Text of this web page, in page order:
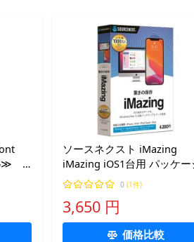
ソースネクスト iMazing
iMazing iOS1台用 パッケー
版
0 (1件)
3,650 円
価格比較